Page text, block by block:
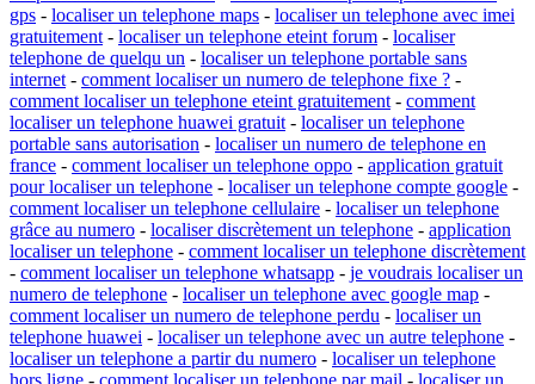
gps - localiser un telephone maps - localiser un telephone avec imei
gratuitement - localiser un telephone eteint forum - localiser
telephone de quelqu un - localiser un telephone portable sans
internet - comment localiser un numero de telephone fixe ? -
comment localiser un telephone eteint gratuitement - comment
localiser un telephone huawei gratuit - localiser un telephone
portable sans autorisation - localiser un numero de telephone en
france - comment localiser un telephone oppo - application gratuit
pour localiser un telephone - localiser un telephone compte google -
comment localiser un telephone cellulaire - localiser un telephone
grâce au numero - localiser discrètement un telephone - application
localiser un telephone - comment localiser un telephone discrètement
- comment localiser un telephone whatsapp - je voudrais localiser un
numero de telephone - localiser un telephone avec google map -
comment localiser un numero de telephone perdu - localiser un
telephone huawei - localiser un telephone avec un autre telephone -
localiser un telephone a partir du numero - localiser un telephone
hors ligne - comment localiser un telephone par mail - localiser un